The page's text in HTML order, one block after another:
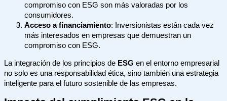
compromiso con ESG son más valoradas por los
consumidores.
Acceso a financiamiento: Inversionistas están cada vez
más interesados en empresas que demuestran un
compromiso con ESG.
La integración de los principios de ESG en el entorno empresarial
no solo es una responsabilidad ética, sino también una estrategia
inteligente para el futuro sostenible de las empresas.